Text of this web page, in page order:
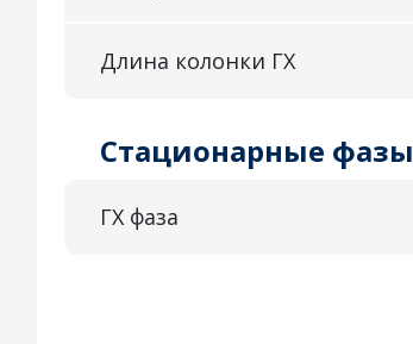
Длина колонки ГХ
Стационарные фазы
ГХ фаза